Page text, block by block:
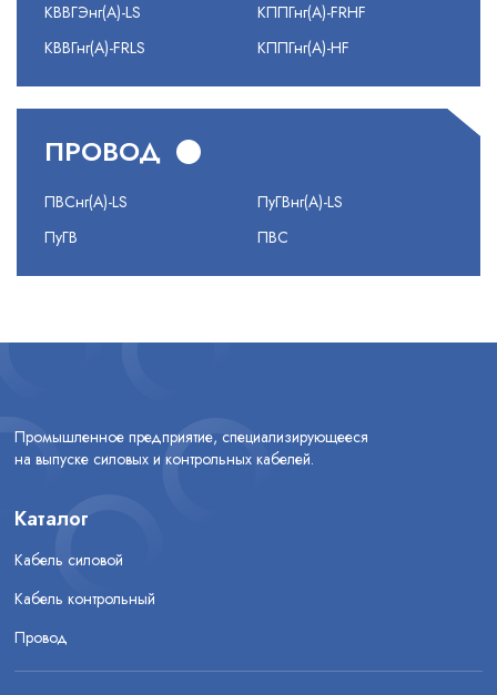
КВВГЭнг(А)-LS
КВВГнг(А)-FRLS
КППГнг(А)-FRHF
КППГнг(А)-HF
ПРОВОД
ПВСнг(А)-LS
ПуГВ
ПуГВнг(А)-LS
ПВС
Промышленное предприятие, специализирующееся
на выпуске силовых и контрольных кабелей.
Каталог
Кабель силовой
Кабель контрольный
Провод